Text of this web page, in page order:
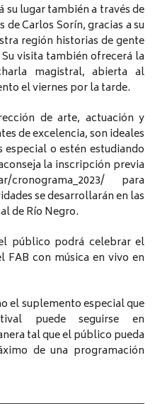
su lugar también a través de
Carlos Sorín, gracias a su
región historias de gente
visita también ofrecerá la
magistral, abierta al
el viernes por la tarde.
de arte, actuación y
de excelencia, son ideales
o estén estudiando
la inscripción previa
cronograma_2023/ para
se desarrollarán en las
de Río Negro.
público podrá celebrar el
FAB con música en vivo en
el suplemento especial que
puede seguirse en
tal que el público pueda
de una programación